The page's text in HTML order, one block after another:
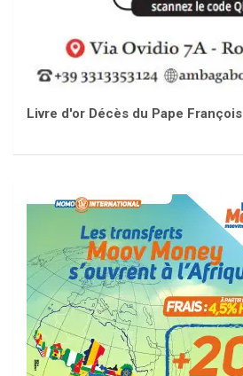
Livre d'or Décès du Pape François